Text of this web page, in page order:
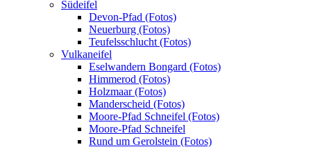
Südeifel
Devon-Pfad (Fotos)
Neuerburg (Fotos)
Teufelsschlucht (Fotos)
Vulkaneifel
Eselwandern Bongard (Fotos)
Himmerod (Fotos)
Holzmaar (Fotos)
Manderscheid (Fotos)
Moore-Pfad Schneifel (Fotos)
Moore-Pfad Schneifel
Rund um Gerolstein (Fotos)